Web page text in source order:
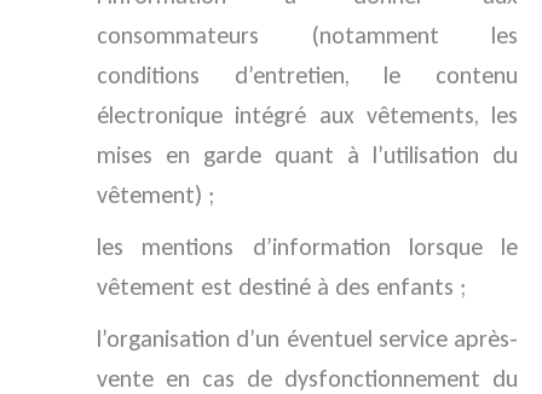
consommateurs (notamment les
conditions d’entretien, le contenu
électronique intégré aux vêtements, les
mises en garde quant à l’utilisation du
vêtement) ;
les mentions d’information lorsque le
vêtement est destiné à des enfants ;
l’organisation d’un éventuel service après-
vente en cas de dysfonctionnement du